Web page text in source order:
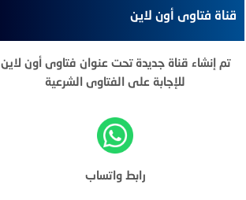
قناة فتاوى أون لاين
تم إنشاء قناة جديدة تحت عنوان فتاوى أون لاين
للإجابة على الفتاوى الشرعية
رابط واتساب